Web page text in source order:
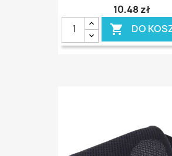
10,48 zł
 DO